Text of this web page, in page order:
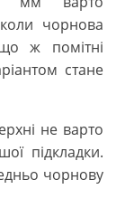
чорнова
ж помітні
стане
не варто
підкладки.
чорнову